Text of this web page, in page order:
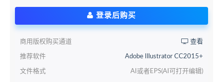
登录后购买
商用版权购买通道 查看
推荐软件 Adobe Illustrator CC2015+
文件格式 AI或者EPS(AI可打开编辑)